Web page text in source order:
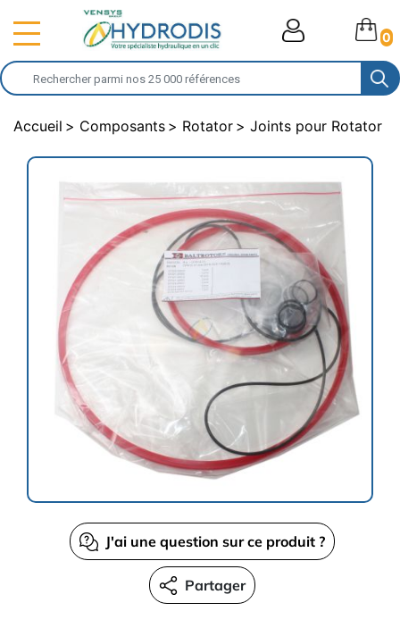
0
Accueil Composants Rotator Joints pour Rotator
J'ai une question sur ce produit ?
Partager